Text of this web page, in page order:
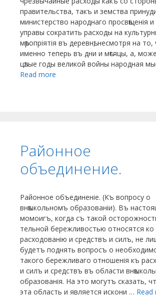
правительства, такъ и земства
министерство народнаго просвѣщенія и
управы сократить расходы на
мѣропріятія въ деревнѣ, несмотря на то,
именно теперь въ дни и мѣсяцы, а,
цѣлые годы великой войны народная
Read more
Районное
объединение.
Районное объединеніе. (Къ вопросу о
внѣшкольномъ образованіи). Въ
момоигъ, когда съ такой
тельной бережливостью относятся ко
расходованію и средствъ и силъ, не
будетъ поднять вопросъ о
такого бережливаго отношенія къ
и силъ и средствъ въ области
образованія. На это могутъ сказать,
эта область и является искони … Read